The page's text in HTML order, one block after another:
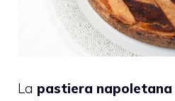
La pastiera napoletana